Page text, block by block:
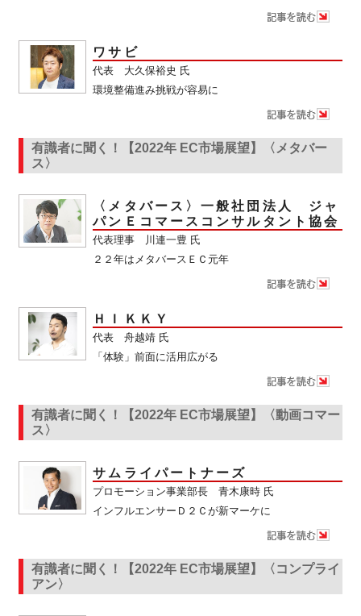
ワサビ
代表 大久保裕史 氏
環境整備進み挑戦が容易に
有識者に聞く！【2022年 EC市場展望】〈メタバー
ス〉
〈メタバース〉一般社団法人 ジャ
パンＥコマースコンサルタント協会
代表理事 川連一豊 氏
２２年はメタバースＥＣ元年
ＨＩＫＫＹ
代表 舟越靖 氏
「体験」前面に活用広がる
有識者に聞く！【2022年 EC市場展望】〈動画コマー
ス〉
サムライパートナーズ
プロモーション事業部長 青木康時 氏
インフルエンサーＤ２Ｃが新マーケに
有識者に聞く！【2022年 EC市場展望】〈コンプライ
アン〉